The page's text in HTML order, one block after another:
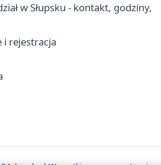
w Słupsku - kontakt, godziny,
i rejestracja